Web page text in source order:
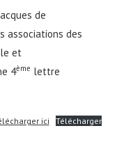
de
associations des
et
4ème lettre
ici Télécharger